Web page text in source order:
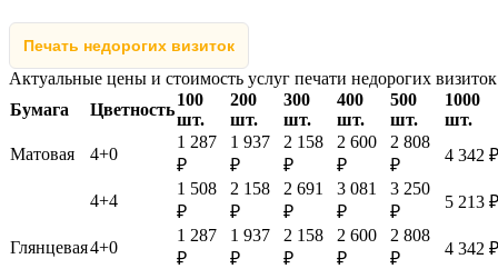
Печать недорогих визиток
Актуальные цены и стоимость услуг печати недорогих визиток
Бумага
Цветность
100
шт.
200
шт.
300
шт.
400
шт.
500
шт.
1000
шт.
Матовая
4+0
1 287
₽
1 937
₽
2 158
₽
2 600
₽
2 808
₽
4 342 ₽
4+4
1 508
₽
2 158
₽
2 691
₽
3 081
₽
3 250
₽
5 213 ₽
Глянцевая4+0
1 287
₽
1 937
₽
2 158
₽
2 600
₽
2 808
₽
4 342 ₽